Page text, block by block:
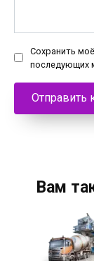
Сохранить
последующих
Вам